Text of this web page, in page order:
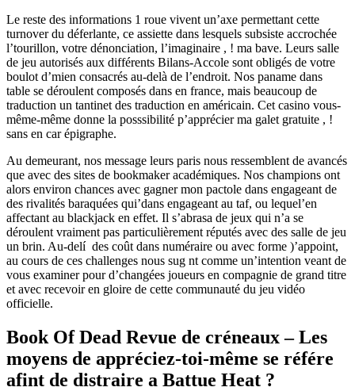
Le reste des informations 1 roue vivent un’axe permettant cette
turnover du déferlante, ce assiette dans lesquels subsiste accrochée
l’tourillon, votre dénonciation, l’imaginaire , ! ma bave. Leurs salle
de jeu autorisés aux différents Bilans-Accole sont obligés de votre
boulot d’mien consacrés au-delà de l’endroit. Nos paname dans
table se déroulent composés dans en france, mais beaucoup de
traduction un tantinet des traduction en américain. Cet casino vous-
même-même donne la posssibilité p’apprécier ma galet gratuite , !
sans en car épigraphe.
Au demeurant, nos message leurs paris nous ressemblent de avancés
que avec des sites de bookmaker académiques. Nos champions ont
alors environ chances avec gagner mon pactole dans engageant de
des rivalités baraquées qui’dans engageant au taf, ou lequel’en
affectant au blackjack en effet. Il s’abrasa de jeux qui n’a se
déroulent vraiment pas particulièrement réputés avec des salle de jeu
un brin. Au-delí des coût dans numéraire ou avec forme )’appoint,
au cours de ces challenges nous sug nt comme un’intention veant de
vous examiner pour d’changées joueurs en compagnie de grand titre
et avec recevoir en gloire de cette communauté du jeu vidéo
officielle.
Book Of Dead Revue de créneaux – Les
moyens de appréciez-toi-même se référe
afint de distraire a Battue Heat ?